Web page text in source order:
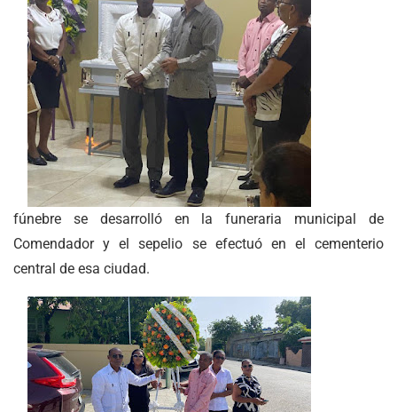
fúnebre se desarrolló en la funeraria municipal de
Comendador y el sepelio se efectuó en el cementerio
central de esa ciudad.